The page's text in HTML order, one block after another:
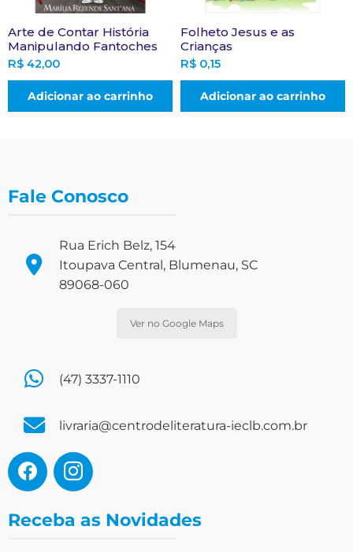
Arte de Contar História
Manipulando Fantoches
R$ 42,00
Adicionar ao carrinho
Folheto Jesus e as
Crianças
R$ 0,15
Adicionar ao carrinho
Fale Conosco
Rua Erich Belz, 154
Itoupava Central, Blumenau, SC
89068-060
Ver no Google Maps
(47) 3337-1110
livraria@centrodeliteratura-ieclb.com.br
Receba as Novidades